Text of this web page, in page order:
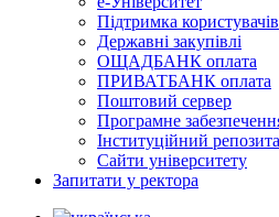
Підтримка користувачів
Державні закупівлі
ОЩАДБАНК оплата
ПРИВАТБАНК оплата
Поштовий сервер
Програмне
Інституційний
Сайти університету
Запитати у ректора